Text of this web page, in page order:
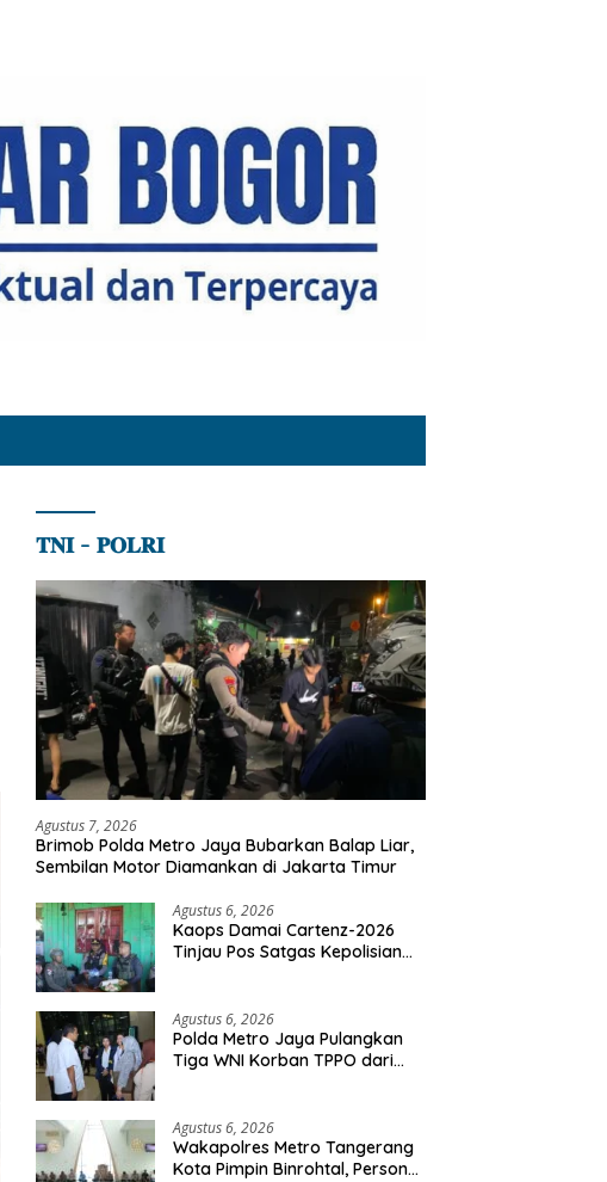
𝐓𝐍𝐈 – 𝐏𝐎𝐋𝐑𝐈
Agustus 7, 2026
Brimob Polda Metro Jaya Bubarkan Balap Liar,
Sembilan Motor Diamankan di Jakarta Timur
Agustus 6, 2026
Kaops Damai Cartenz-2026
Tinjau Pos Satgas Kepolisian
Bersama Masyarakat
Agustus 6, 2026
Polda Metro Jaya Pulangkan
Tiga WNI Korban TPPO dari
Agustus 6, 2026
Wakapolres Metro Tangerang
Kota Pimpin Binrohtal, Personel